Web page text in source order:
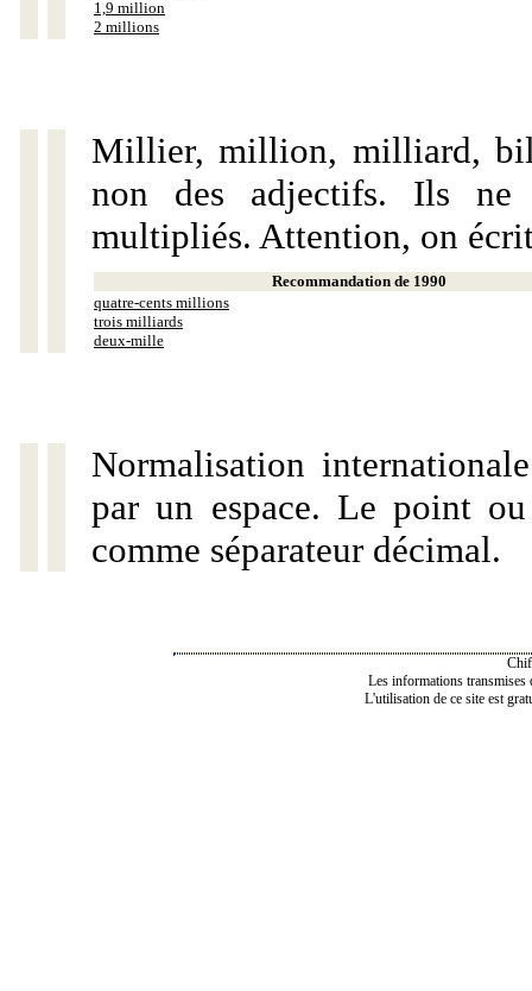
1,9 million
2 millions
Millier, million, milliard,
non des adjectifs. Ils ne
multipliés. Attention, on
Recommandation de 1990
quatre-cents millions
trois milliards
deux-mille
Normalisation
par un espace. Le point
comme séparateur décimal.
Les informations transmises
L'utilisation de ce site est